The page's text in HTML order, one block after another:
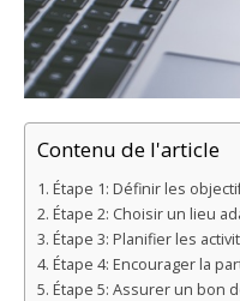
Contenu de l'article
Étape 1: Définir les
Étape 2: Choisir un lieu
Étape 3: Planifier les
Étape 4: Encourager la
Étape 5: Assurer un bon